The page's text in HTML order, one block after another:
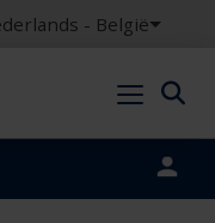
- België